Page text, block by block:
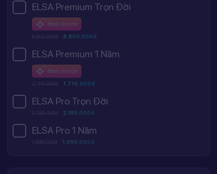
ELSA Premium Trọn Đời
Best choice
8.800.000đ 8.800.000đ
ELSA Premium 1 Năm
Best choice
2.745.000đ 1.716.000đ
ELSA Pro Trọn Đời
3.395.000đ 2.195.000đ
ELSA Pro 1 Năm
1.595.000đ 1.095.000đ